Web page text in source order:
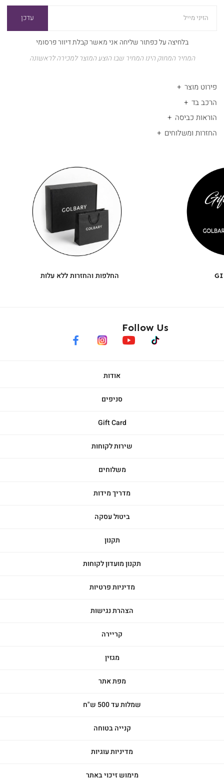
הזיני מייל
בלחיצה על כפתור שליחה אני מאשר קבלת דיוור פרסומי
עדכן
המחיר המחוק הינו המחיר שבו הוצע המוצר למכירה לראשונה
פירוט מוצר
הרכב בד
הוראות כביסה
החזרות ומשלוחים
תומך
מכירה
עיגולים
(4)
החלפות והחזרות ללא עלות
אודות
סניפים
Gift Card
שירות לקוחות
משלוחים
מדריך מידות
ביטול עסקה
תקנון
תקנון מועדון לקוחות
מדיניות פרטיות
הצהרת נגישות
קריירה
מגזין
מפת אתר
שמלות עד 500 ש"ח
קנייה בטוחה
מדיניות עוגיות
מימוש זיכוי באתר
Follow Us
facebook instagram youtube tiktok